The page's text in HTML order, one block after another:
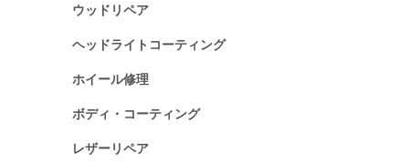
ウッドリペア
ヘッドライトコーティング
ホイール修理
ボディ・コーティング
レザーリペア